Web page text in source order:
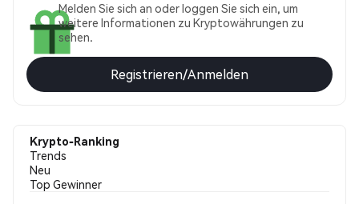
Melden Sie sich an oder loggen Sie sich ein, um
weitere Informationen zu Kryptowährungen zu
sehen.
Registrieren/Anmelden
Krypto-Ranking
Trends
Neu
Top Gewinner